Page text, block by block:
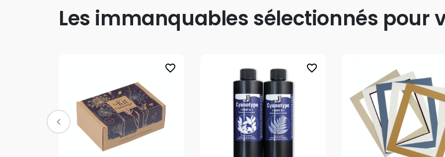
Les immanquables sélectionnés pour
favorite_border favorite_border